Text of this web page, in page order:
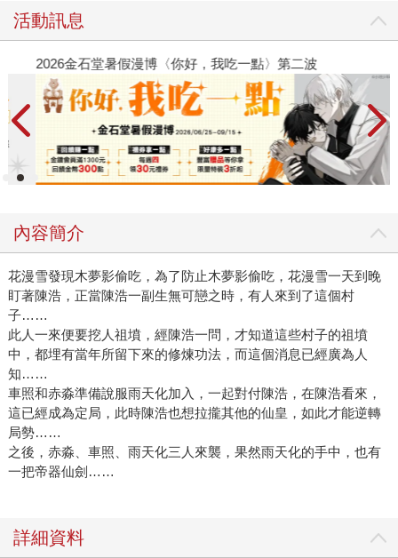
活動訊息
2026金石堂暑假漫博〈你好，我吃一點〉第二波
內容簡介
花漫雪發現木夢影偷吃，為了防止木夢影偷吃，花漫雪一天到晚
盯著陳浩，正當陳浩一副生無可戀之時，有人來到了這個村
子……
此人一來便要挖人祖墳，經陳浩一問，才知道這些村子的祖墳
中，都埋有當年所留下來的修煉功法，而這個消息已經廣為人
知……
車照和赤淼準備說服雨天化加入，一起對付陳浩，在陳浩看來，
這已經成為定局，此時陳浩也想拉攏其他的仙皇，如此才能逆轉
局勢……
之後，赤淼、車照、雨天化三人來襲，果然雨天化的手中，也有
一把帝器仙劍……
詳細資料